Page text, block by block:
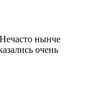
нынче
очень